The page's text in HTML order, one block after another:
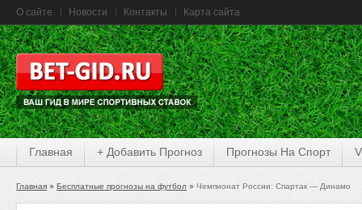
О сайте Новости Контакты Карта сайта
Главная + Добавить Прогноз Прогнозы На Спорт
Главная Бесплатные прогнозы на футбол Чемпионат России: Спартак — Динамо